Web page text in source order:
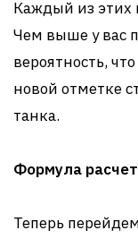
Каждый из этих
Чем выше у вас
вероятность,
новой отметке
танка.
Формула
Теперь